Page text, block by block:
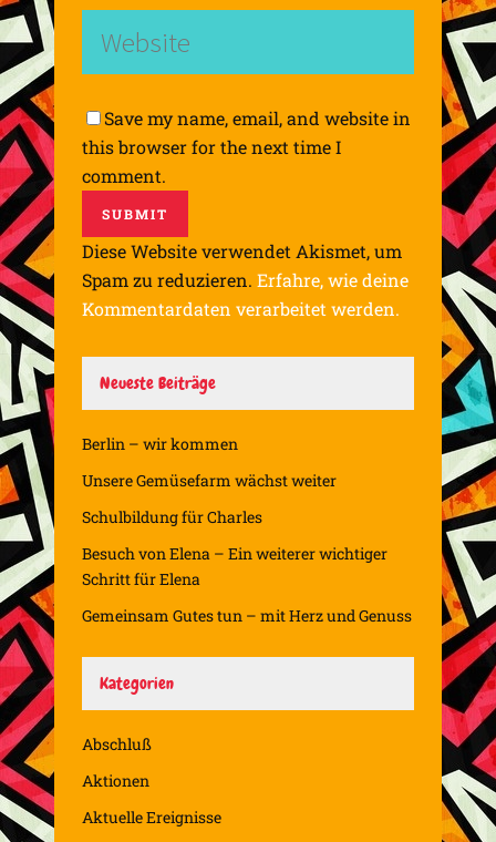
Save my name, email, and website in
this browser for the next time I
comment.
Diese Website verwendet Akismet, um
Spam zu reduzieren. Erfahre, wie deine
Kommentardaten verarbeitet werden.
Neueste Beiträge
Berlin – wir kommen
Unsere Gemüsefarm wächst weiter
Schulbildung für Charles
Besuch von Elena – Ein weiterer wichtiger
Schritt für Elena
Gemeinsam Gutes tun – mit Herz und Genuss
Kategorien
Abschluß
Aktionen
Aktuelle Ereignisse